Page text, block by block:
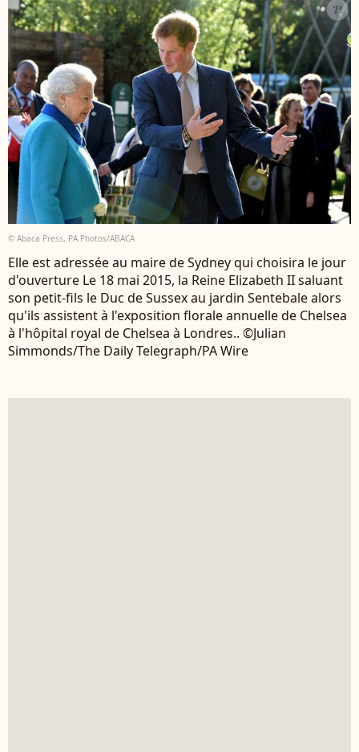
© Abaca Press, PA Photos/ABACA
Elle est adressée au maire de Sydney qui choisira le jour
d'ouverture Le 18 mai 2015, la Reine Elizabeth II saluant
son petit-fils le Duc de Sussex au jardin Sentebale alors
qu'ils assistent à l'exposition florale annuelle de Chelsea
à l'hôpital royal de Chelsea à Londres.. ©Julian
Simmonds/The Daily Telegraph/PA Wire